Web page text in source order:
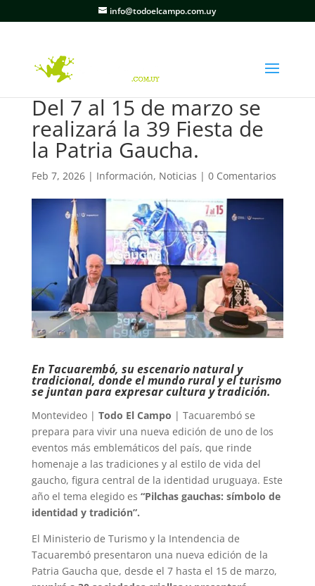
info@todoelcampo.com.uy
Del 7 al 15 de marzo se
realizará la 39 Fiesta de
la Patria Gaucha.
Feb 7, 2026| Información, Noticias | 0 Comentarios
En Tacuarembó, su escenario natural y
tradicional, donde el mundo rural y el turismo
se juntan para expresar cultura y tradición.
Montevideo | Todo El Campo | Tacuarembó se
prepara para vivir una nueva edición de uno de los
eventos más emblemáticos del país, que rinde
homenaje a las tradiciones y al estilo de vida del
gaucho, figura central de la identidad uruguaya. Este
año el tema elegido es “Pilchas gauchas: símbolo de
identidad y tradición”.
El Ministerio de Turismo y la Intendencia de
Tacuarembó presentaron una nueva edición de la
Patria Gaucha que, desde el 7 hasta el 15 de marzo,